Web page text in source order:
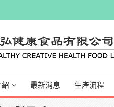
紹 最新消息 生產流程